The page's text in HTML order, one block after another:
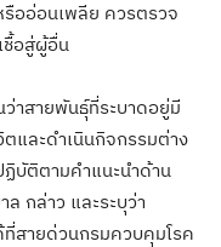
รืออ่อนเพลีย ควรตรวจ
ชื้อสู่ผู้อื่น
าสายพันธุ์ที่ระบาดอยู่มี
ตและดำเนินกิจกรรมต่าง
บัติตามคำแนะนำด้าน
กล่าว และระบุว่า
ที่สายด่วนกรมควบคุมโรค